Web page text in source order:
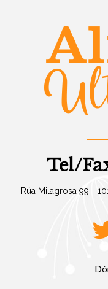
Tel/
Rúa Milagrosa 99 -